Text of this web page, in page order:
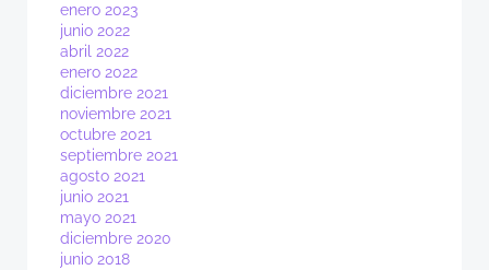
enero 2023
junio 2022
abril 2022
enero 2022
diciembre 2021
noviembre 2021
octubre 2021
septiembre 2021
agosto 2021
junio 2021
mayo 2021
diciembre 2020
junio 2018